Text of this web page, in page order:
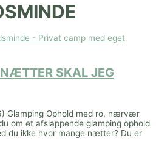
SKAL JEG
Glamping Ophold med ro, nærvær
om et afslappende glamping ophold
du ikke hvor mange nætter? Du er